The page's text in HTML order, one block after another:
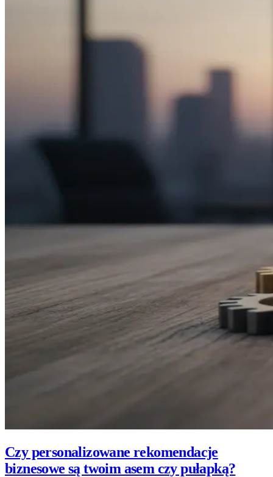
Czy personalizowane rekomendacje
biznesowe są twoim asem czy pułapką?